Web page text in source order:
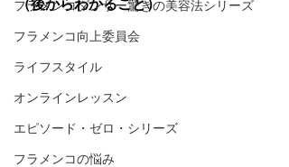
フラメンコダンサー驚きの美容法シリーズ
フラメンコ向上委員会
ライフスタイル
オンラインレッスン
エピソード・ゼロ・シリーズ
フラメンコの悩み
（後からわかること）